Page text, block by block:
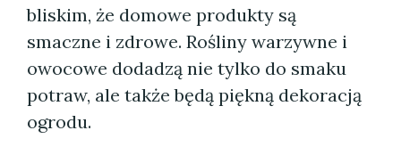
bliskim, że domowe produkty są
smaczne i zdrowe. Rośliny warzywne i
owocowe dodadzą nie tylko do smaku
potraw, ale także będą piękną dekoracją
ogrodu.